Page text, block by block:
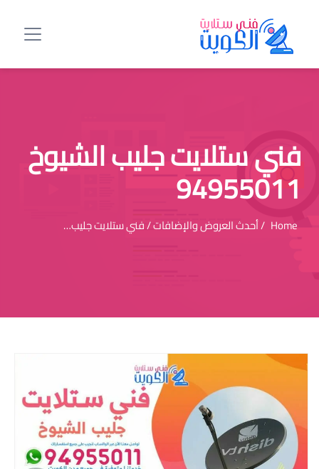
فني ستلايت جليب الشيوخ
94955011
Home / أحدث العروض والإضافات / فني ستلايت جليب…